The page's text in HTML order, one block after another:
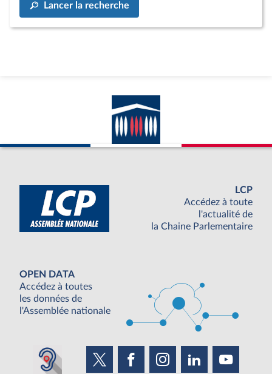
Lancer la recherche
LCP
Accédez à toute
l'actualité de
la Chaine Parlementaire
OPEN DATA
Accédez à toutes
les données de
l'Assemblée nationale